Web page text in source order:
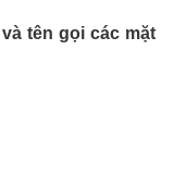
tên gọi các mặt